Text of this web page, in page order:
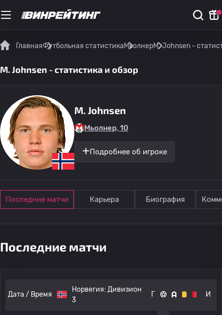
ГлавнаяФутбольная статистикаМьолнерM. Johnsen -
M. Johnsen - статистика и обзор
M. Johnsen
Мьолнер, 10
Подробнее об игроке
Последние матчи Карьера Биография
Последние матчи
Дата / Время
Норвегия: Дивизион
3
Г И